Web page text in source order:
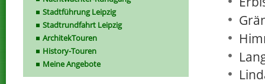
Stadtführung Leipzig
Stadtrundfahrt Leipzig
ArchitekTouren
History-Touren
Meine Angebote